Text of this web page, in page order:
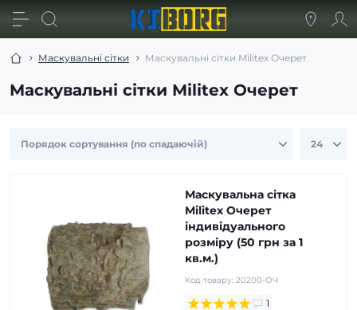
Маскувальні сітки Маскувальні сітки Militex Очерет
Маскувальні сітки Militex Очерет
Маскувальна сітка
Militex Очерет
індивідуального
розміру (50 грн за 1
кв.м.)
Код товару: 20200-ОЧ
1